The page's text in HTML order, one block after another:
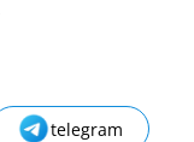
telegram